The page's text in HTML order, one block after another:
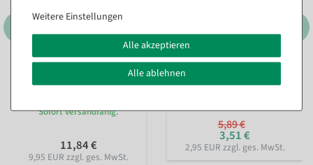
Nachhaltiges Geschenkband
Lieblingsmensch 15mm, 18
Sofort versandfähig.
11,84 €
9,95 EUR zzgl. ges. MwSt.
Perlenkette rot 1000 cm
5,89 €
3,51 €
2,95 EUR zzgl. ges. MwSt.
Weitere Einstellungen
Alle akzeptieren
Alle ablehnen